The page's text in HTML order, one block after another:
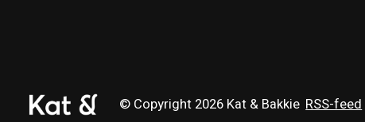
© Copyright 2026 Kat & Bakkie RSS-feed